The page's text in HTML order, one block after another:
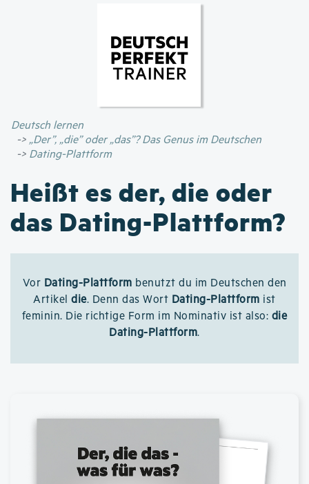
Inhalt
Deutsch lernen
„Der”, „die” oder „das”? Das Genus im Deutschen
Dating-Plattform
Heißt es der, die oder
das Dating-Plattform?
Vor Dating-Plattform benutzt du im Deutschen den
Artikeldie. Denn das Wort Dating-Plattform ist
feminin. Die richtige Form im Nominativ ist also: die
Dating-Plattform.